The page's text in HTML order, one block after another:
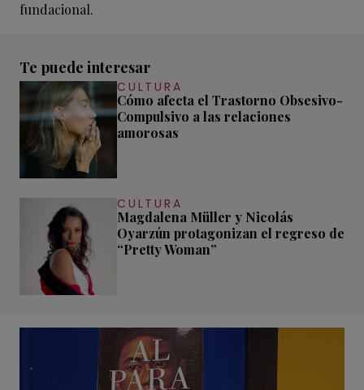
fundacional.
Te puede interesar
CULTURA
Cómo afecta el Trastorno Obsesivo-
Compulsivo a las relaciones
amorosas
CULTURA
Magdalena Müller y Nicolás
Oyarzún protagonizan el regreso de
“Pretty Woman”